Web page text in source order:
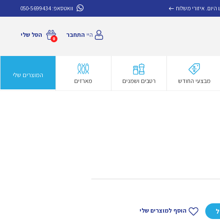
איזורי משלוח וואטסאפ: 050-5699434
הסל שלי 0 היי התחבר
מבצעי החודש רטבים ושמנים מארזים
המוצרים שלי
הוסף למוצרים שלי